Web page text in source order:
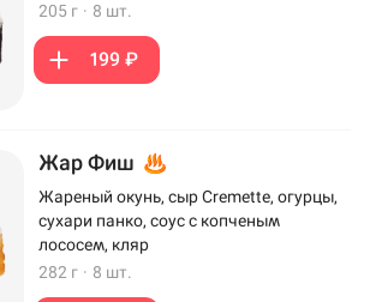
205 г · 8 шт.
199 ₽
Жар Фиш
Жареный окунь, сыр Cremette, огурцы,
сухари панко, соус с копченым
лососем, кляр
282 г · 8 шт.